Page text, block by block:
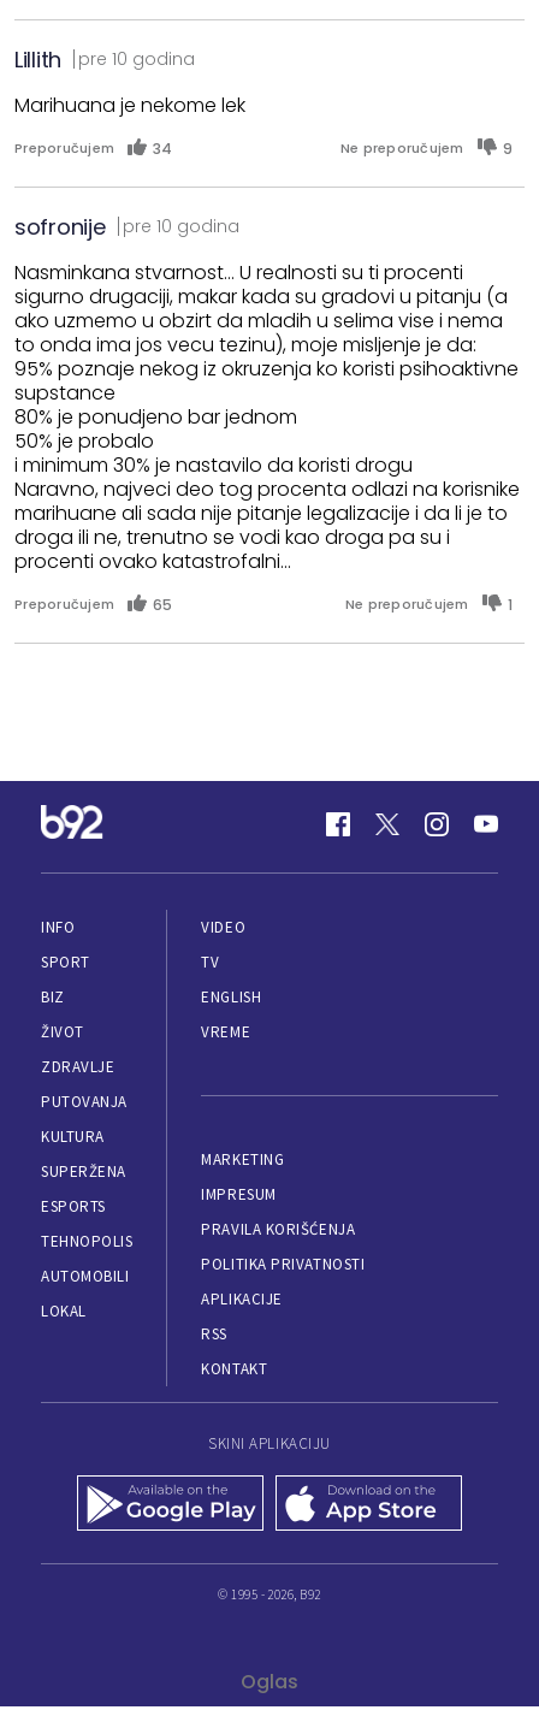
Lillith pre 10 godina
Marihuana je nekome lek
Preporučujem 34 Ne preporučujem 9
sofronije pre 10 godina
Nasminkana stvarnost... U realnosti su ti procenti
sigurno drugaciji, makar kada su gradovi u pitanju (a
ako uzmemo u obzirt da mladih u selima vise i nema
to onda ima jos vecu tezinu), moje misljenje je da:
95% poznaje nekog iz okruzenja ko koristi psihoaktivne
supstance
80% je ponudjeno bar jednom
50% je probalo
i minimum 30% je nastavilo da koristi drogu
Naravno, najveci deo tog procenta odlazi na korisnike
marihuane ali sada nije pitanje legalizacije i da li je to
droga ili ne, trenutno se vodi kao droga pa su i
procenti ovako katastrofalni...
Preporučujem 65 Ne preporučujem 1
INFO
SPORT
BIZ
ŽIVOT
ZDRAVLJE
PUTOVANJA
KULTURA
SUPERŽENA
ESPORTS
TEHNOPOLIS
AUTOMOBILI
LOKAL
VIDEO
TV
ENGLISH
VREME
MARKETING
IMPRESUM
PRAVILA KORIŠĆENJA
POLITIKA PRIVATNOSTI
APLIKACIJE
RSS
KONTAKT
SKINI APLIKACIJU
© 1995 - 2026, B92